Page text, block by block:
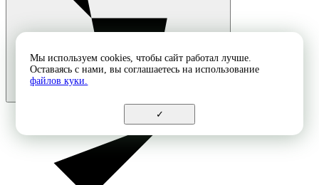
Мы используем cookies, чтобы сайт работал лучше.
Оставаясь с нами, вы соглашаетесь на использование
файлов куки.
✓